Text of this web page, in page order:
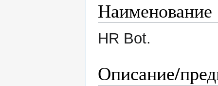
Наименование
HR Bot.
Описание/